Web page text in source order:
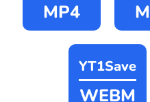
MP4
YT1Save
WEBM